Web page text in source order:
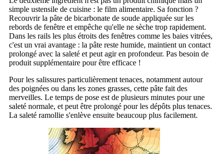
simple ustensile de cuisine : le film alimentaire. Sa fonction ?
Recouvrir la pâte de bicarbonate de soude appliquée sur les
rebords de fenêtre et empêche qu'elle ne sèche trop rapidement.
Dans les rails les plus étroits des fenêtres comme les baies vitrées,
c'est un vrai avantage : la pâte reste humide, maintient un contact
prolongé avec la saleté et peut agir en profondeur. Pas besoin de
produit supplémentaire pour être efficace !
Pour les salissures particulièrement tenaces, notamment autour
des poignées ou dans les zones grasses, cette pâte fait des
merveilles. Le temps de pose est de plusieurs minutes pour une
saleté normale, et peut être prolongé pour les dépôts plus tenaces.
La saleté ramollie s'enlève ensuite beaucoup plus facilement.